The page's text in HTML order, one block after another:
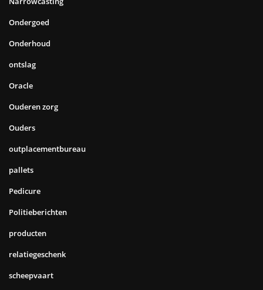
Ondergoed
Onderhoud
ontslag
Oracle
Ouderen zorg
Ouders
outplacementbureau
pallets
Pedicure
Politieberichten
producten
relatiegeschenk
scheepvaart